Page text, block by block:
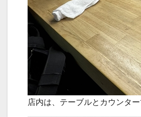
店内は、テーブルとカウンタ